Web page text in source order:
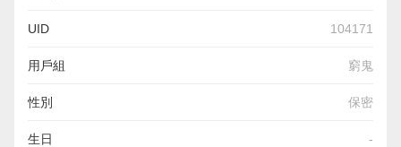
UID 104171
用戶組 窮鬼
性別 保密
生日 -